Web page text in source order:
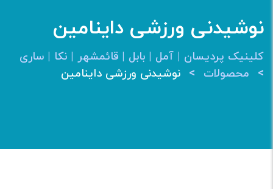
نوشیدنی ورزشی داینامین
کلینیک پردیسان | آمل | بابل | قائمشهر | نکا | ساری
> محصولات > نوشیدنی ورزشی داینامین